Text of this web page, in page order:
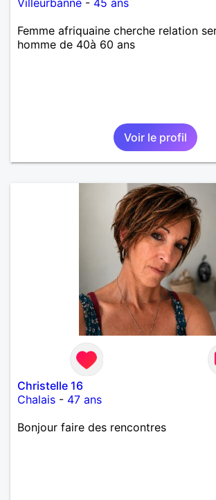
Femme afriquaine cherche relation
homme de 40à 60 ans
Voir le profil
Christelle 16
Chalais - 47 ans
Bonjour faire des rencontres